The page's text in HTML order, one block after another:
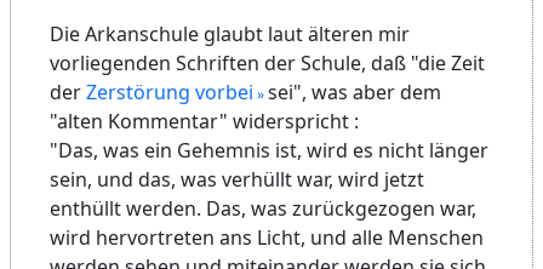
Die Arkanschule glaubt laut älteren mir
vorliegenden Schriften der Schule, daß "die Zeit
derZerstörung vorbei sei", was aber dem
"alten Kommentar" widerspricht :
"Das, was ein Gehemnis ist, wird es nicht länger
sein, und das, was verhüllt war, wird jetzt
enthüllt werden. Das, was zurückgezogen war,
wird hervortreten ans Licht, und alle Menschen